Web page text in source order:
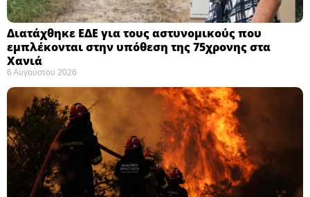
Διατάχθηκε ΕΔΕ για τους αστυνομικούς που
εμπλέκονται στην υπόθεση της 75χρονης στα
Χανιά
6 Αυγούστου 2026